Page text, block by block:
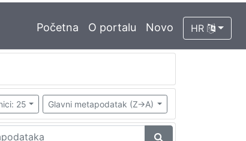
Početna O portalu Novo HR
25 Glavni metapodatak (Z->A)